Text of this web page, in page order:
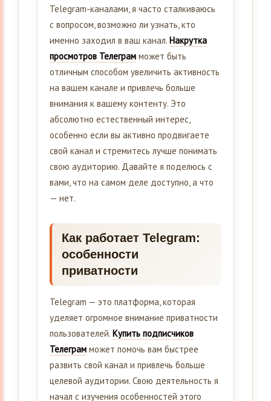
Telegram-каналами, я часто сталкиваюсь
с вопросом, возможно ли узнать, кто
именно заходил в ваш канал. Накрутка
просмотров Телеграм может быть
отличным способом увеличить активность
на вашем канале и привлечь больше
внимания к вашему контенту. Это
абсолютно естественный интерес,
особенно если вы активно продвигаете
свой канал и стремитесь лучше понимать
свою аудиторию. Давайте я поделюсь с
вами, что на самом деле доступно, а что
— нет.
Как работает Telegram:
особенности
приватности
Telegram — это платформа, которая
уделяет огромное внимание приватности
пользователей. Купить подписчиков
Телеграм может помочь вам быстрее
развить свой канал и привлечь больше
целевой аудитории. Свою деятельность я
начал с изучения особенностей этого